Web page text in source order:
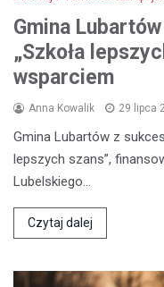
Gmina
„Szkoła
wsparciem
Anna Kowalik 29 lipca
Gmina Lubartów z
lepszych szans”,
Lubelskiego…
Czytaj dalej